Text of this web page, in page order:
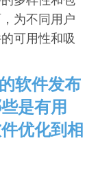
为不同用户
可用性和吸
软件发布
是有用
优化到相